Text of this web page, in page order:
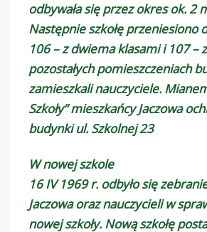
odbywała się przez okres ok. 2
Następnie szkołę przeniesiono
106 – z dwiema klasami i 107 –
pozostałych pomieszczeniach
zamieszkali nauczyciele.
Szkoły” mieszkańcy Jaczowa
budynki ul. Szkolnej 23
W nowej szkole
16 IV 1969 r. odbyło się
Jaczowa oraz nauczycieli w
nowej szkoły. Nową szkołę